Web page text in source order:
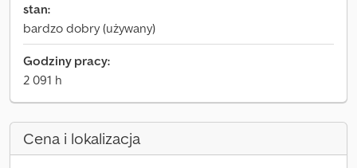
stan:
bardzo dobry (używany)
Godziny pracy:
2 091 h
Cena i lokalizacja